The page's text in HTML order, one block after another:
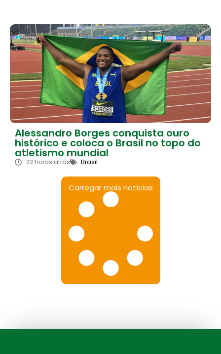
Alessandro Borges conquista ouro
histórico e coloca o Brasil no topo do
atletismo mundial
23 horas atrás Brasil
Carregar mais notícias